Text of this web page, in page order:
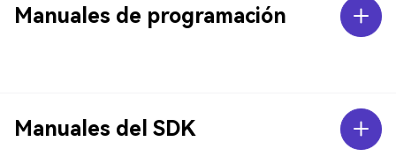
Manuales de programación
Manuales del SDK